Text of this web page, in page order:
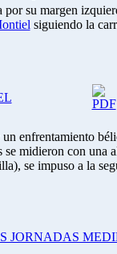
su margen
siguiendo la
enfrentamiento
se midieron con una
se impuso a la
JORNADAS